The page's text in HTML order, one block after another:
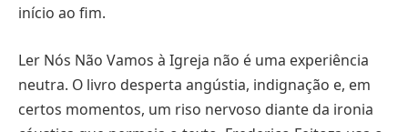
início ao fim.
Ler Nós Não Vamos à Igreja não é uma experiência
neutra. O livro desperta angústia, indignação e, em
certos momentos, um riso nervoso diante da ironia